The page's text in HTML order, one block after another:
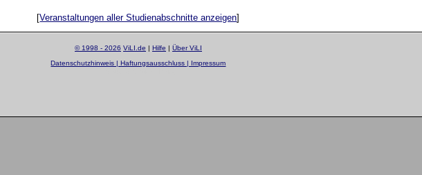
[Veranstaltungen aller Studienabschnitte anzeigen]
© 1998 - 2026 ViLI.de | Hilfe | Über ViLI
Datenschutzhinweis | Haftungsausschluss | Impressum